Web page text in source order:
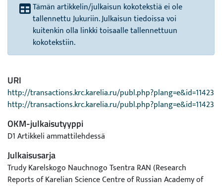
Tämän artikkelin/julkaisun kokotekstiä ei ole
tallennettu Jukuriin. Julkaisun tiedoissa voi
kuitenkin olla linkki toisaalle tallennettuun
kokotekstiin.
URI
http://transactions.krc.karelia.ru/publ.php?plang=e&id=11423
http://transactions.krc.karelia.ru/publ.php?plang=e&id=11423
OKM-julkaisutyyppi
D1 Artikkeli ammattilehdessä
Julkaisusarja
Trudy Karelskogo Nauchnogo Tsentra RAN (Research
Reports of Karelian Science Centre of Russian Academy of